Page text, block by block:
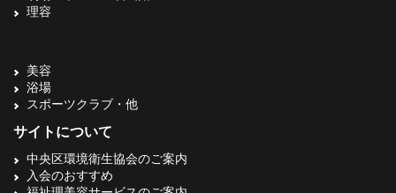
理容
美容
浴場
スポーツクラブ・他
サイトについて
中央区環境衛生協会のご案内
入会のおすすめ